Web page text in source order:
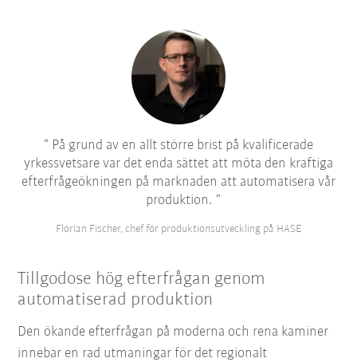
På grund av en allt större brist på kvalificerade
yrkessvetsare var det enda sättet att möta den kraftiga
efterfrågeökningen på marknaden att automatisera vår
produktion.
Florian Fischer, chef för produktionsutveckling på HASE
Tillgodose hög efterfrågan genom
automatiserad produktion
Den ökande efterfrågan på moderna och rena kaminer
innebar en rad utmaningar för det regionalt